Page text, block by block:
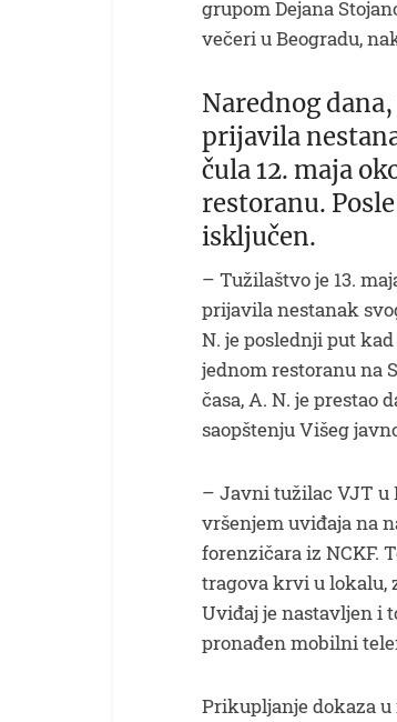
grupom Dejana
večeri u Beogradu,
Narednog
prijavila
čula 12. maja
restoranu.
isključen.
– Tužilaštvo je 13.
prijavila nestanak
N. je poslednji put kad
jednom restoranu na
časa, A. N. je prestao
saopštenju Višeg
– Javni tužilac VJT u
vršenjem uviđaja na
forenzičara iz NCKF.
tragova krvi u lokalu,
Uviđaj je nastavljen i
pronađen mobilni
Prikupljanje dokaza u